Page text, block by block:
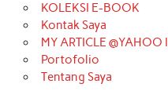
KOLEKSI E-BOOK
Kontak Saya
MY ARTICLE @YAHOO
Portofolio
Tentang Saya